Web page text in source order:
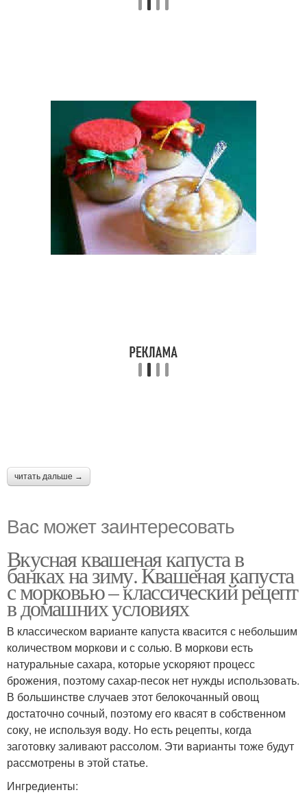
читать дальше →
Вас может заинтересовать
Вкусная квашеная капуста в
банках на зиму. Квашеная капуста
с морковью – классический рецепт
в домашних условиях
В классическом варианте капуста квасится с небольшим
количеством моркови и с солью. В моркови есть
натуральные сахара, которые ускоряют процесс
брожения, поэтому сахар-песок нет нужды использовать.
В большинстве случаев этот белокочанный овощ
достаточно сочный, поэтому его квасят в собственном
соку, не используя воду. Но есть рецепты, когда
заготовку заливают рассолом. Эти варианты тоже будут
рассмотрены в этой статье.
Ингредиенты: